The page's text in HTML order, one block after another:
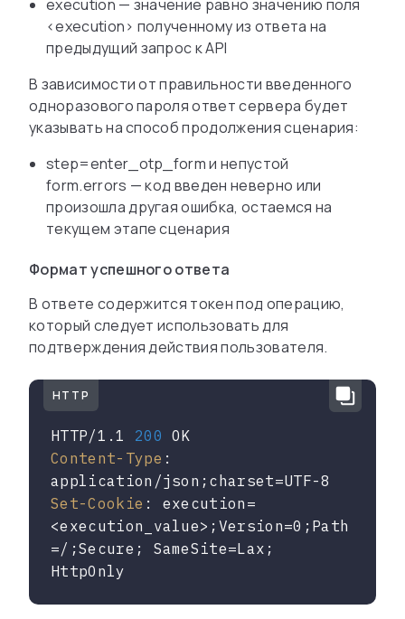
execution — значение равно значению поля
<execution> полученному из ответа на
предыдущий запрос к API
В зависимости от правильности введенного
одноразового пароля ответ сервера будет
указывать на способ продолжения сценария:
step=enter_otp_form и непустой
form.errors — код введен неверно или
произошла другая ошибка, остаемся на
текущем этапе сценария
Формат успешного ответа
В ответе содержится токен под операцию,
который следует использовать для
подтверждения действия пользователя.
HTTP/1.1 200
Content-Type :
Set-Cookie : execution=
<execution_value>;Version=0;Path
=/;Secure; SameSite=Lax;
HttpOnly
HTTP